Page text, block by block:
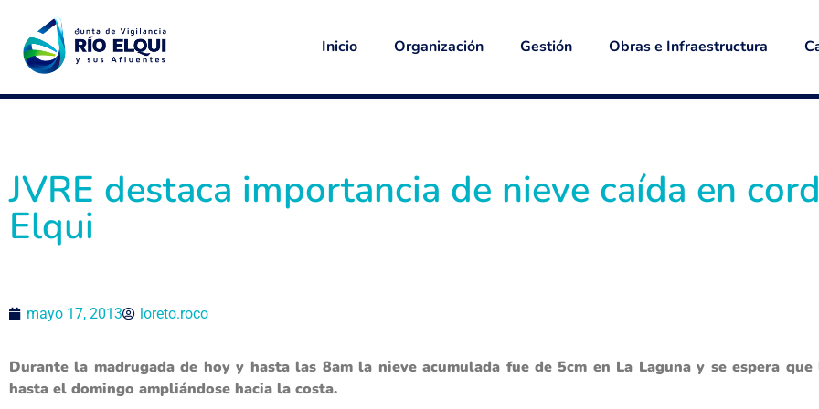
Inicio Organización Gestión Obras e Infraestructura
JVRE destaca importancia de nieve caída en
Elqui
mayo 17, 2013 loreto.roco
Durante la madrugada de hoy y hasta las 8am la nieve acumulada fue de 5cm en La Laguna y se espera
hasta el domingo ampliándose hacia la costa.